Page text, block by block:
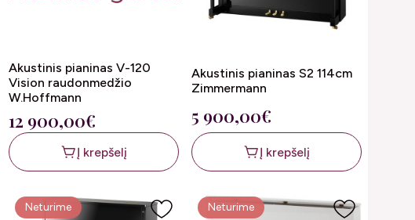
Akustinis pianinas V-120
Vision raudonmedžio
W.Hoffmann
12 900,00€
Į krepšelį
Akustinis pianinas S2 114cm
Zimmermann
5 900,00€
Į krepšelį
Neturime Neturime